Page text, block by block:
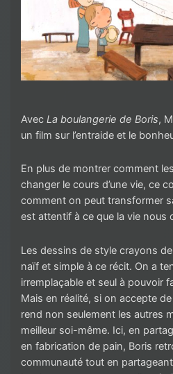
Avec La boulangerie de Boris,
un film sur l’entraide et le
En plus de montrer comment
changer le cours d’une vie, ce
comment on peut transformer
est attentif à ce que la vie nous
Les dessins de style crayons
naïf et simple à ce récit. On a
irremplaçable et seul à pouvoir
Mais en réalité, si on accepte
rend non seulement les autres
meilleur soi-même. Ici, en
en fabrication de pain, Boris
communauté tout en